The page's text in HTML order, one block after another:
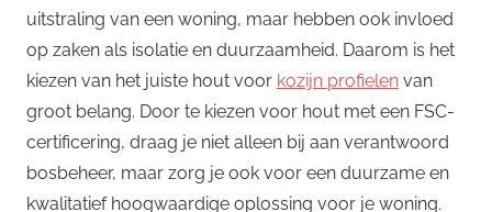
uitstraling van een woning, maar hebben ook invloed
op zaken als isolatie en duurzaamheid. Daarom is het
kiezen van het juiste hout voor kozijn profielen van
groot belang. Door te kiezen voor hout met een FSC-
certificering, draag je niet alleen bij aan verantwoord
bosbeheer, maar zorg je ook voor een duurzame en
kwalitatief hoogwaardige oplossing voor je woning.